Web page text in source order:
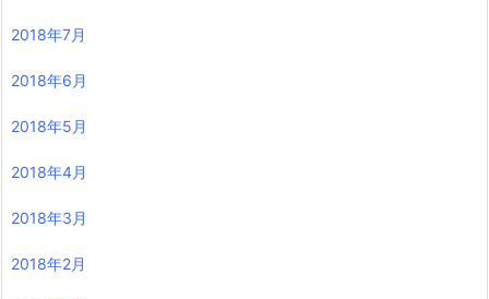
2018年7月
2018年6月
2018年5月
2018年4月
2018年3月
2018年2月